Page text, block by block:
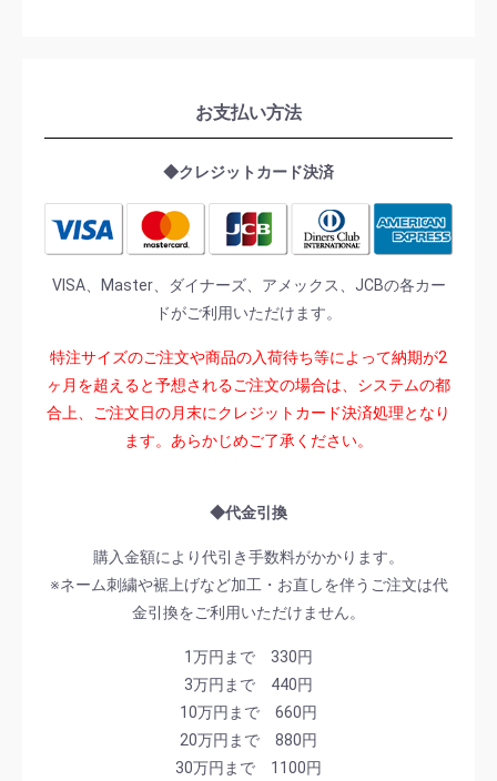
お支払い方法
◆クレジットカード決済
VISA、Master、ダイナーズ、アメックス、JCBの各カー
ドがご利用いただけます。
特注サイズのご注文や商品の入荷待ち等によって納期が2
ヶ月を超えると予想されるご注文の場合は、システムの都
合上、ご注文日の月末にクレジットカード決済処理となり
ます。あらかじめご了承ください。
◆代金引換
購入金額により代引き手数料がかかります。
※ネーム刺繍や裾上げなど加工・お直しを伴うご注文は代
金引換をご利用いただけません。
1万円まで 330円
3万円まで 440円
10万円まで 660円
20万円まで 880円
30万円まで 1100円